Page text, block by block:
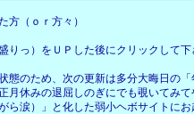
方（ｏｒ方々）
っ）をＵＰした後にクリックして
のため、次の更新は多分大晦日の
休みの退屈しのぎにでも覗いてみて
涙）」と化した弱小ヘボサイトに